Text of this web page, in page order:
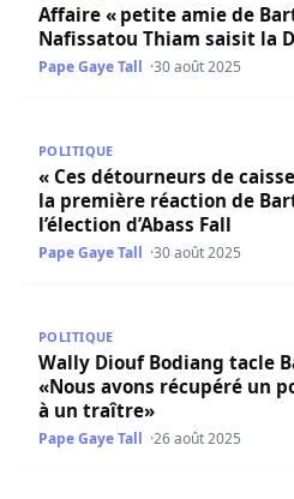
Affaire « petite amie de
Nafissatou Thiam saisit la
Pape Gaye Tall 30 août 2025
POLITIQUE
« Ces détourneurs de
la première réaction de
l’élection d’Abass Fall
Pape Gaye Tall 30 août 2025
POLITIQUE
Wally Diouf Bodiang tacle
«Nous avons récupéré un
à un traître»
Pape Gaye Tall 26 août 2025